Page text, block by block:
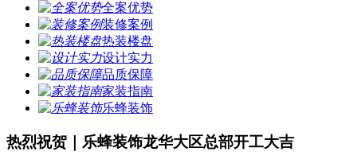
全案优势
装修案例
热装楼盘
设计实力
品质保障
家装指南
乐蜂装饰
热烈祝贺｜乐蜂装饰龙华大区总部开工大吉